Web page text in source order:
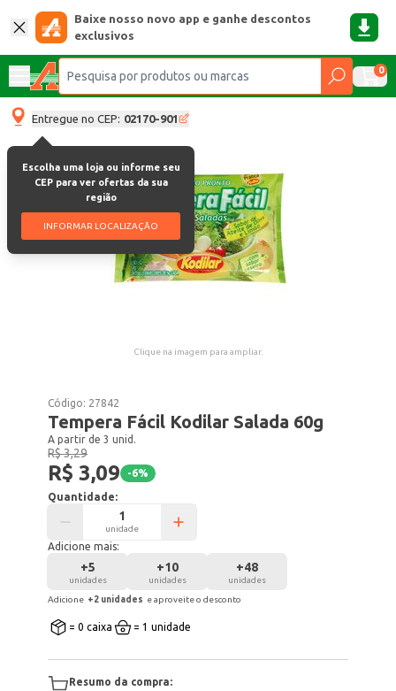
Baixe nosso novo app e ganhe descontos
exclusivos
0
Entregue no CEP: 02170-901
Escolha uma loja ou informe seu
CEP para ver ofertas da sua
região
INFORMAR LOCALIZAÇÃO
Clique na imagem para ampliar.
Código: 27842
Tempera Fácil Kodilar Salada 60g
A partir de 3 unid.
R$ 3,29
R$ 3,09 -6%
Quantidade:
unidade
Adicione mais:
+5
unidades
+10
unidades
+48
unidades
Adicione +2 unidades e aproveite o desconto
= 0 caixa = 1 unidade
Resumo da compra: